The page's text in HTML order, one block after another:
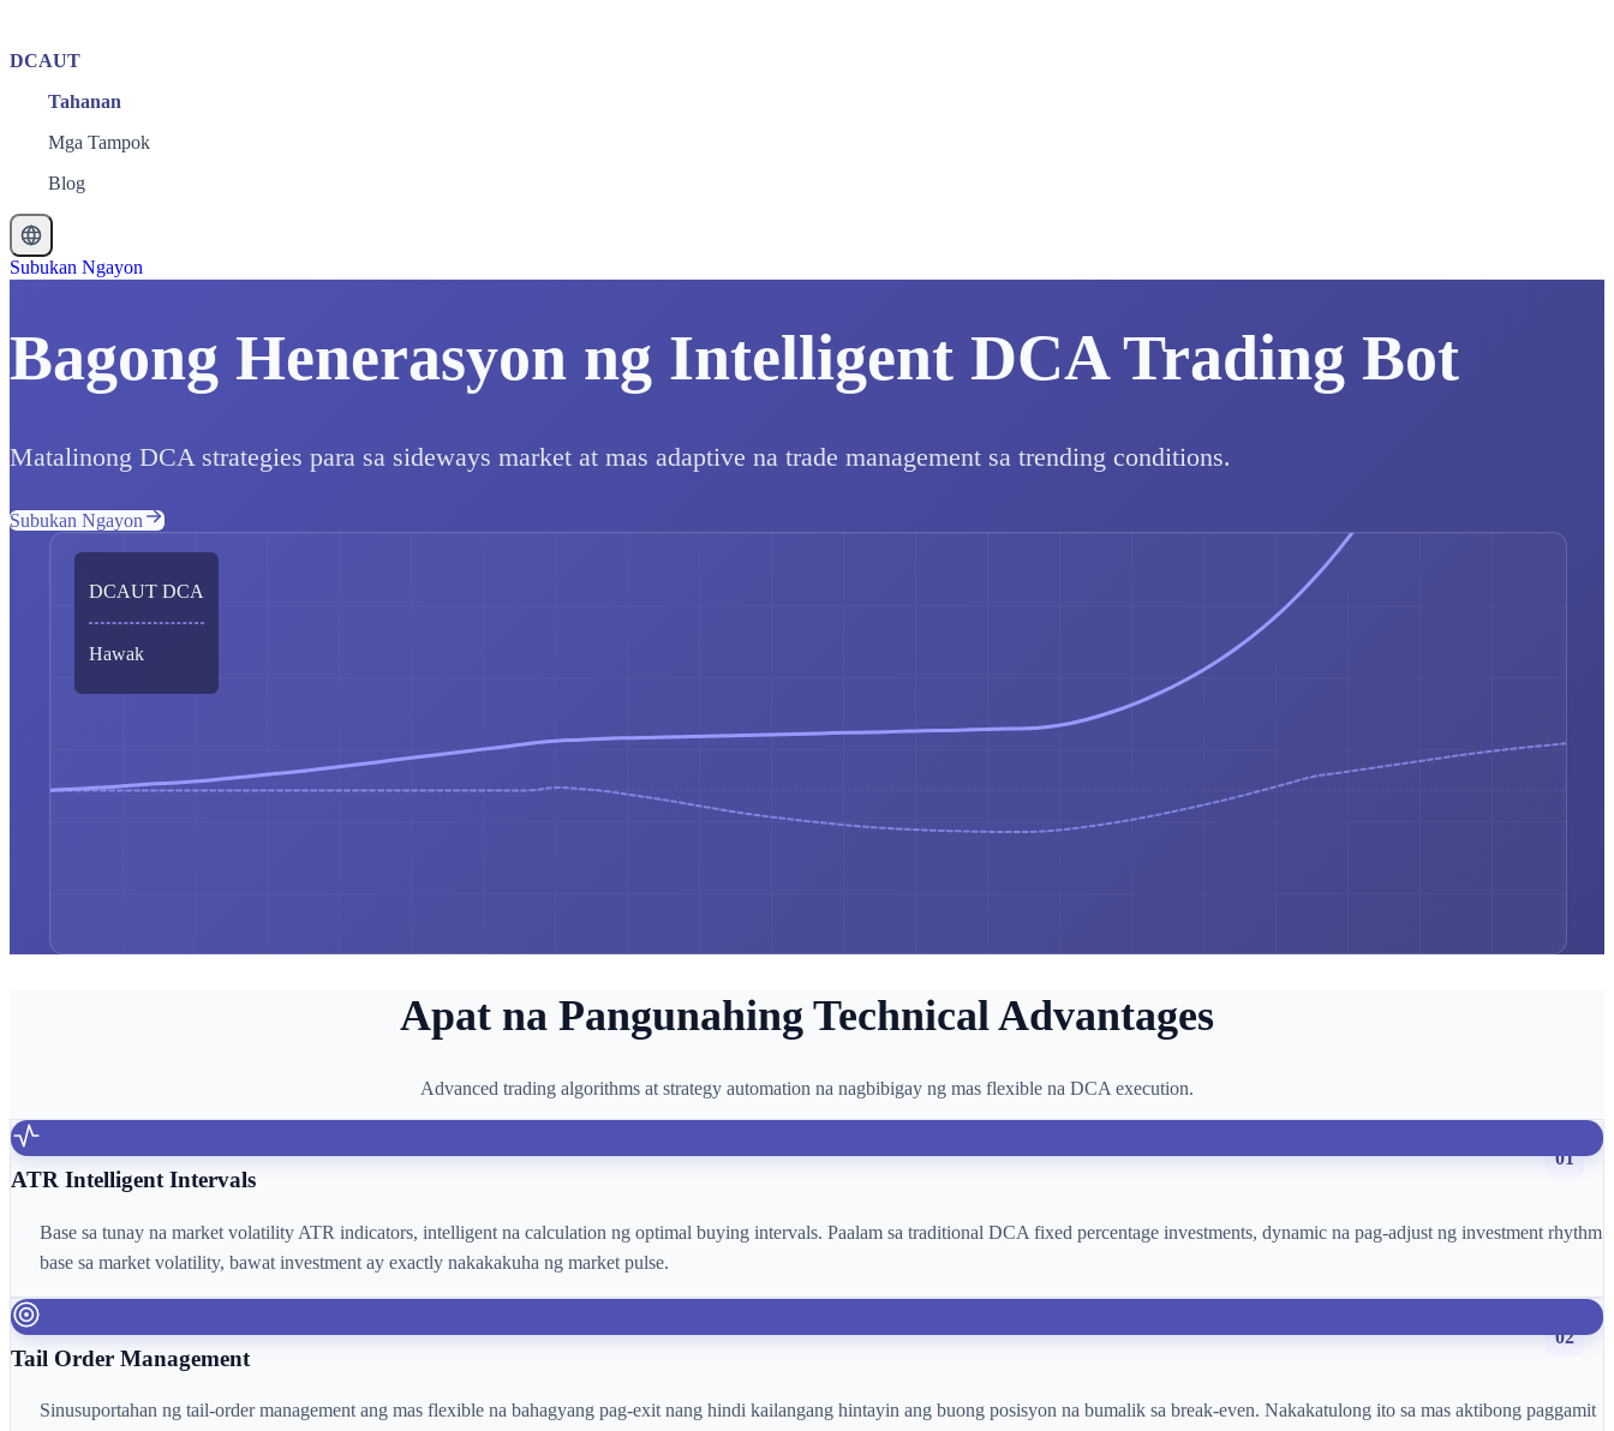
DCAUT
Tahanan
Mga Tampok
Blog
Subukan Ngayon
Bagong Henerasyon ng Intelligent DCA Trading Bot
Matalinong DCA strategies para sa sideways market at mas adaptive na trade management sa trending conditions.
Subukan Ngayon
DCAUT DCA
Hawak
Apat na Pangunahing Technical Advantages
Advanced trading algorithms at strategy automation na nagbibigay ng mas flexible na DCA execution.
01
ATR Intelligent Intervals
Base sa tunay na market volatility ATR indicators, intelligent na calculation ng optimal buying intervals. Paalam sa traditional DCA fixed percentage investments, dynamic na pag-adjust ng investment rhythm
base sa market volatility, bawat investment ay exactly nakakakuha ng market pulse.
02
Tail Order Management
Sinusuportahan ng tail-order management ang mas flexible na bahagyang pag-exit nang hindi kailangang hintayin ang buong posisyon na bumalik sa break-even. Nakakatulong ito sa mas aktibong paggamit